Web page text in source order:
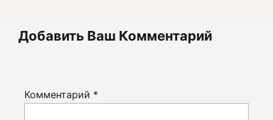
Добавить Ваш Комментарий
Комментарий *